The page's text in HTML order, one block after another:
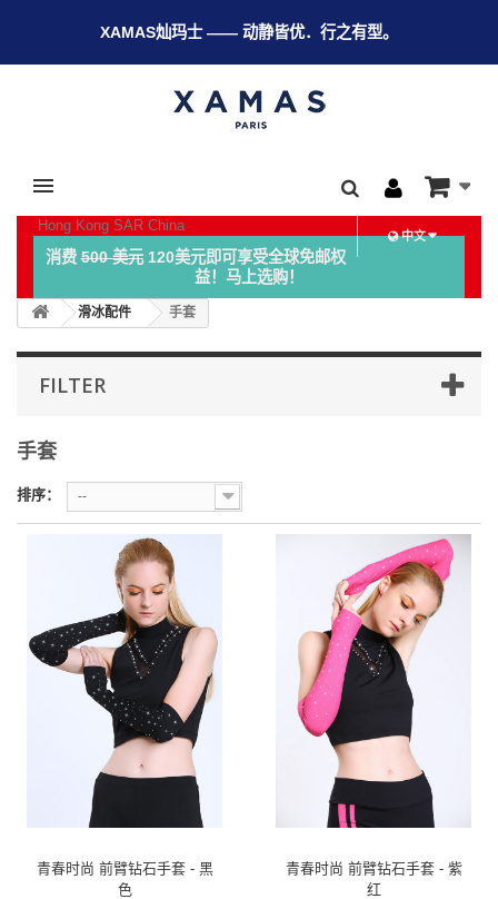
XAMAS灿玛士 —— 动静皆优．行之有型。
Hong Kong SAR China
中文
消费500 美元120美元即可享受全球免邮权
益！马上选购！
滑冰配件 手套
FILTER
手套
排序： --
青春时尚 前臂钻石手套 - 黑
色
青春时尚 前臂钻石手套 - 紫
红